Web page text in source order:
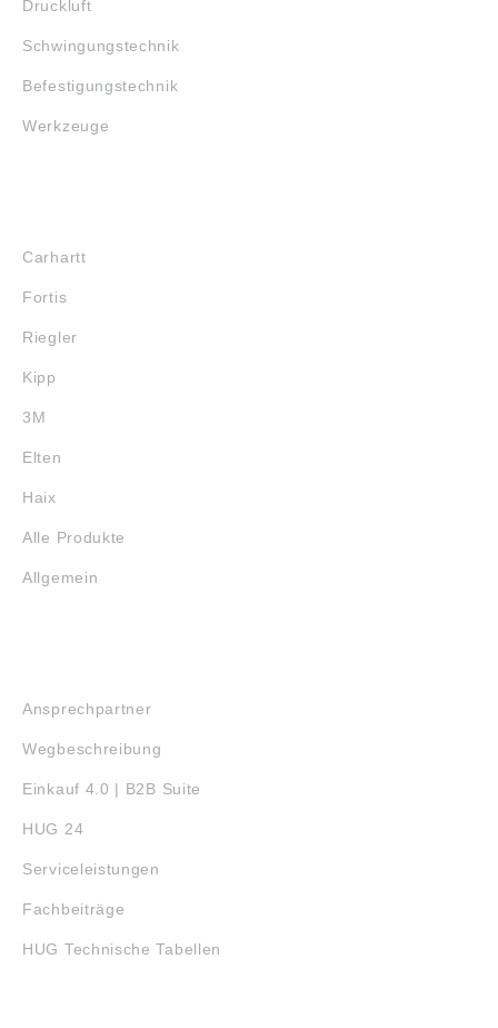
Druckluft
Schwingungstechnik
Befestigungstechnik
Werkzeuge
Carhartt
Fortis
Riegler
Kipp
3M
Elten
Haix
Alle Produkte
Allgemein
Ansprechpartner
Wegbeschreibung
Einkauf 4.0 | B2B Suite
HUG 24
Serviceleistungen
Fachbeiträge
HUG Technische Tabellen